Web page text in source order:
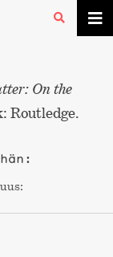
On the
Routledge.